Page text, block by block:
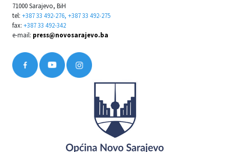
71000 Sarajevo, BiH
tel: +387 33 492-276, +387 33 492-275
fax: +387 33 492-342
e-mail: press@novosarajevo.ba